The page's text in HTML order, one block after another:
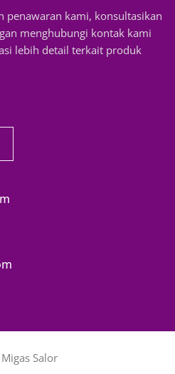
penawaran kami, konsultasikan
menghubungi kontak kami
lebih detail terkait produk
Salor